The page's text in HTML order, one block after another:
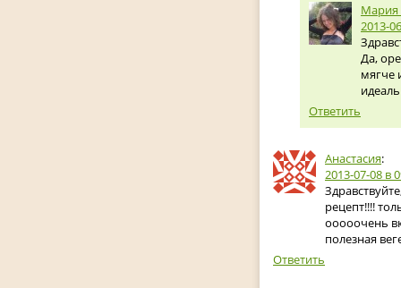
Мария
2013-
Да,
мягче
Ответить
Анастасия:
2013-07-08 в
рецепт!!!!
ооооочень
полезная
Ответить